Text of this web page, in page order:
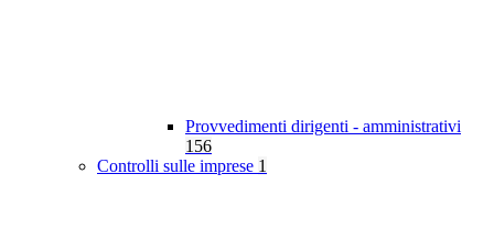
Provvedimenti dirigenti - amministrativi
156
Controlli sulle imprese 1